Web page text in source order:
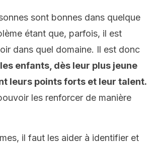
sont bonnes dans quelque
étant que, parfois, il est
dans quel domaine. Il est donc
les enfants, dès leur plus jeune
leurs points forts et leur talent.
les renforcer de manière
il faut les aider à identifier et